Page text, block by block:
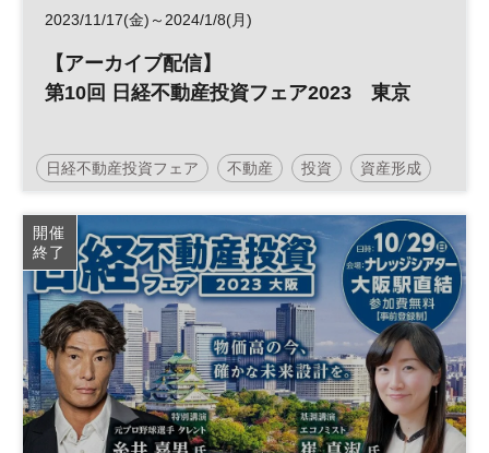
2023/11/17(金)～2024/1/8(月)
【アーカイブ配信】
第10回 日経不動産投資フェア2023 東京
日経不動産投資フェア 不動産 投資 資産形成
人生100年 人生100年時代
参加無料
開催
終了